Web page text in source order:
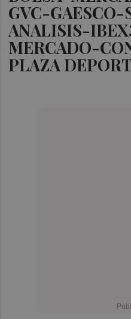
GVC-GAESCO-
ANALISIS-
MERCADO-
PLAZA